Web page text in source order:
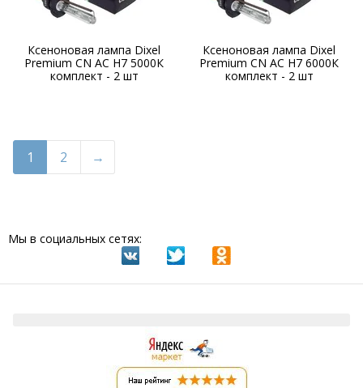
Ксеноновая лампа Dixel
Premium CN AC H7 5000К
комплект - 2 шт
Ксеноновая лампа Dixel
Premium CN AC H7 6000К
комплект - 2 шт
1 2
Мы в социальных сетях: